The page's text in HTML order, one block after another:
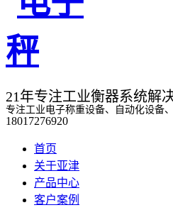
21年专注工业衡器系统解
专注工业电子称重设备、自动化设备
18017276920
首页
关于亚津
产品中心
客户案例